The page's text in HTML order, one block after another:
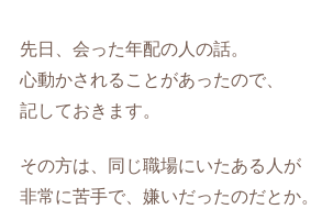
先日、会った年配の人の話。
心動かされることがあったので、
記しておきます。
その方は、同じ職場にいたある人が
非常に苦手で、嫌いだったのだとか。